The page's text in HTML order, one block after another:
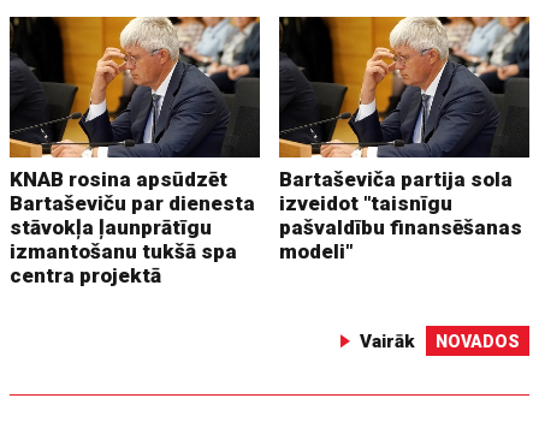
KNAB rosina apsūdzēt
Bartaševiču par dienesta
stāvokļa ļaunprātīgu
izmantošanu tukšā spa
centra projektā
Bartaševiča partija sola
izveidot "taisnīgu
pašvaldību finansēšanas
modeli"
Vairāk NOVADOS